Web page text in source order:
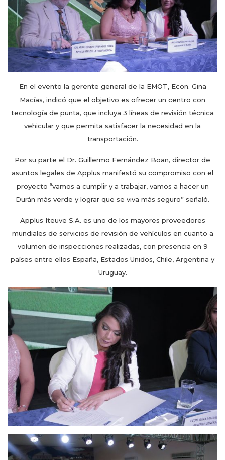
En el evento la gerente general de la EMOT, Econ. Gina
Macías, indicó que el objetivo es ofrecer un centro con
tecnología de punta, que incluya 3 líneas de revisión técnica
vehicular y que permita satisfacer la necesidad en la
transportación.
Por su parte el Dr. Guillermo Fernández Boan, director de
asuntos legales de Applus manifestó su compromiso con el
proyecto “vamos a cumplir y a trabajar, vamos a hacer un
Durán más verde y lograr que se viva más seguro” señaló.
Applus Iteuve S.A. es uno de los mayores proveedores
mundiales de servicios de revisión de vehículos en cuanto a
volumen de inspecciones realizadas, con presencia en 9
países entre ellos España, Estados Unidos, Chile, Argentina y
Uruguay.